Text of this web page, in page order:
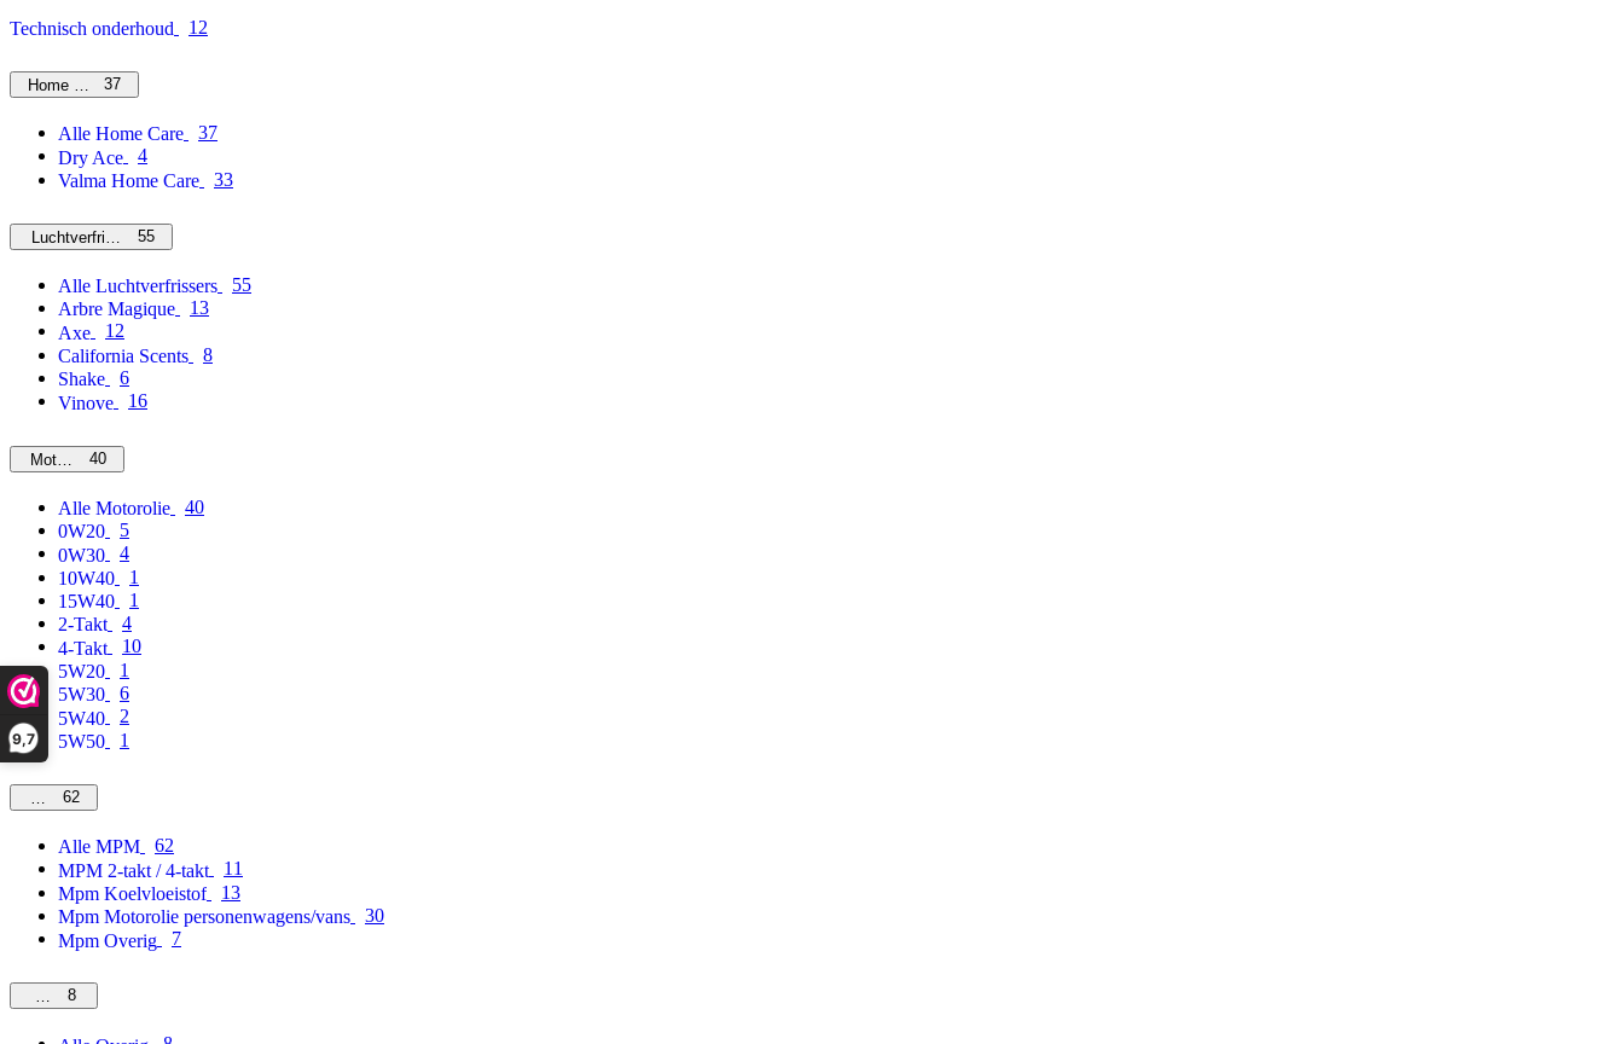
9,7
Technisch onderhoud 12
Home Care37
Alle Home Care
37
Dry Ace
4
Valma Home Care
33
Luchtverfrissers55
Alle Luchtverfrissers
55
Arbre Magique
13
Axe
12
California Scents
8
Shake
6
Vinove
16
Motorolie40
Alle Motorolie
40
0W20
5
0W30
4
10W40
1
15W40
1
2-Takt
4
4-Takt
10
5W20
1
5W30
6
5W40
2
5W50
1
MPM62
Alle MPM
62
MPM 2-takt / 4-takt
11
Mpm Koelvloeistof
13
Mpm Motorolie personenwagens/vans
30
Mpm Overig
7
Overig
8